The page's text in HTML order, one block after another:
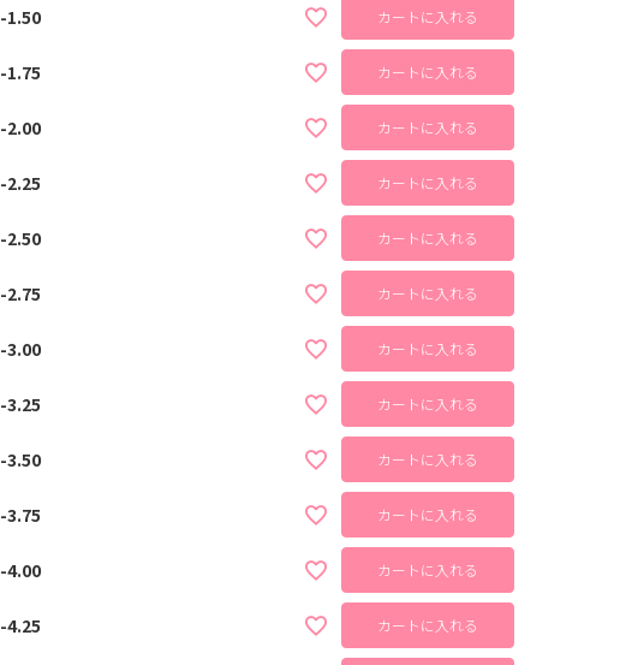
-1.50 カートに入れる
-1.75 カートに入れる
-2.00 カートに入れる
-2.25 カートに入れる
-2.50 カートに入れる
-2.75 カートに入れる
-3.00 カートに入れる
-3.25 カートに入れる
-3.50 カートに入れる
-3.75 カートに入れる
-4.00 カートに入れる
-4.25 カートに入れる